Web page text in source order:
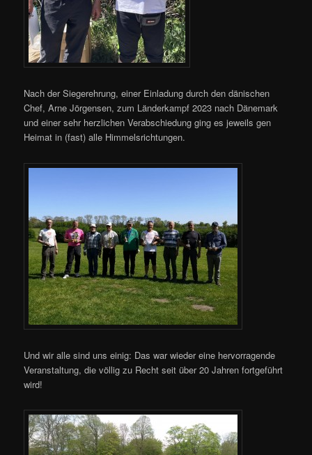
Nach der Siegerehrung, einer Einladung durch den dänischen
Chef, Arne Jörgensen, zum Länderkampf 2023 nach Dänemark
und einer sehr herzlichen Verabschiedung ging es jeweils gen
Heimat in (fast) alle Himmelsrichtungen.
Und wir alle sind uns einig: Das war wieder eine hervorragende
Veranstaltung, die völlig zu Recht seit über 20 Jahren fortgeführt
wird!